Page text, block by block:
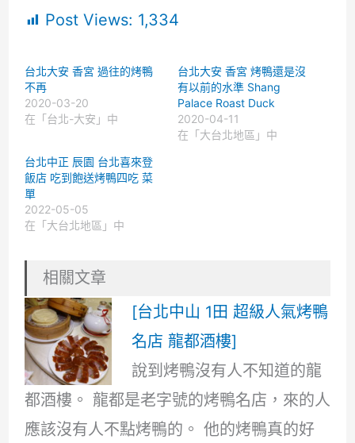
Post Views: 1,334
台北大安 香宮 過往的烤鴨
不再
2020-03-20
在「台北-大安」中
台北大安 香宮 烤鴨還是沒
有以前的水準 Shang
Palace Roast Duck
2020-04-11
在「大台北地區」中
台北中正 辰園 台北喜來登
飯店 吃到飽送烤鴨四吃 菜
單
2022-05-05
在「大台北地區」中
相關文章
[台北中山 1田 超級人氣烤鴨
名店 龍都酒樓]
說到烤鴨沒有人不知道的龍
都酒樓。 龍都是老字號的烤鴨名店，來的人
應該沒有人不點烤鴨的。 他的烤鴨真的好